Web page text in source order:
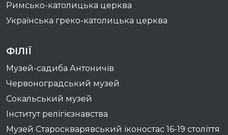
Римсько-католицька церква
Українська греко-католицька церква
ФІЛІЇ
Музей-садиба Антоничів
Червоноградський музей
Сокальський музей
Інститут релігієзнавства
Музей Староскварявський іконостас 16-19 cтоліття